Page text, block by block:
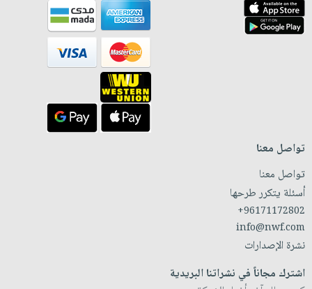
تواصل معنا
تواصل معنا
أسئلة يتكرر طرحها
+96171172802
info@nwf.com
نشرة الإصدارات
اشترك مجاناً في نشراتنا البريدية